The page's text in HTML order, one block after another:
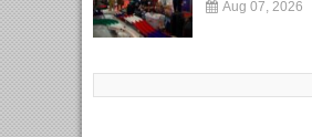
Aug 07, 2026